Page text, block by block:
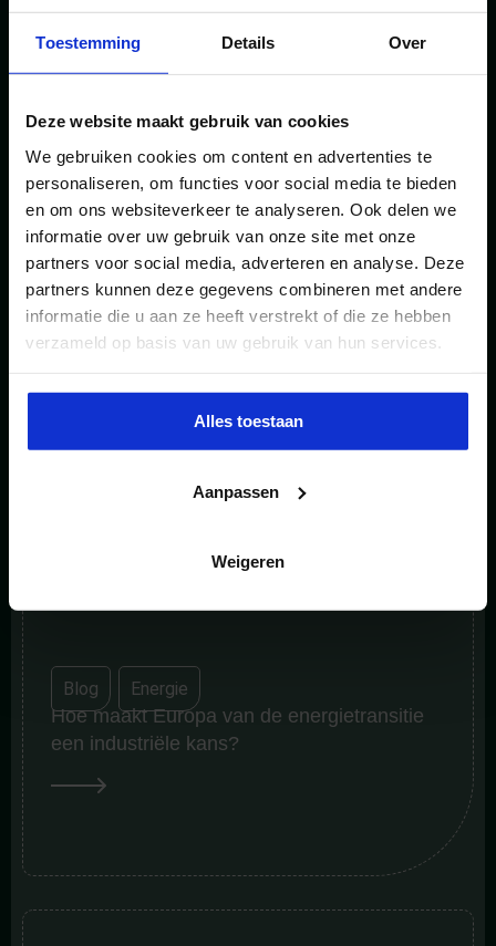
Toestemming Details Over
Deze website maakt gebruik van cookies
We gebruiken cookies om content en advertenties te
personaliseren, om functies voor social media te bieden
en om ons websiteverkeer te analyseren. Ook delen we
informatie over uw gebruik van onze site met onze
partners voor social media, adverteren en analyse. Deze
partners kunnen deze gegevens combineren met andere
informatie die u aan ze heeft verstrekt of die ze hebben
verzameld op basis van uw gebruik van hun services.
Alles toestaan
Aanpassen
Weigeren
MEERBLOGS
Blog Energie
Hoe maakt Europa van de energietransitie
een industriële kans?